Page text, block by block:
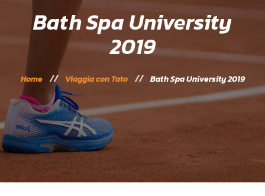
Bath Spa University
2019
Home Viaggia con Tato Bath Spa University 2019